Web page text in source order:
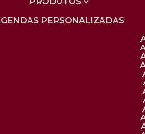
AGENDAS PERSONALIZADAS